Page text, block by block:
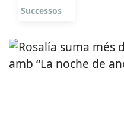
Successos